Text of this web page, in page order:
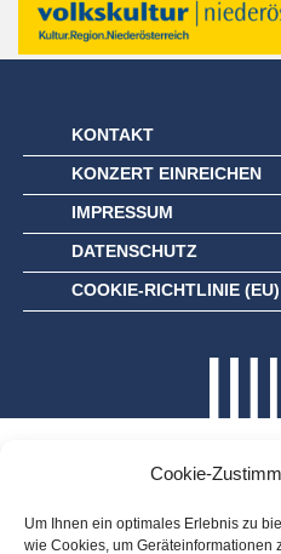
Cookie-
Um Ihnen ein optimales Erlebnis zu
wie Cookies, um Geräteinformationen
KONTAKT
KONZERT EINREICHEN
IMPRESSUM
DATENSCHUTZ
COOKIE-RICHTLINIE (EU)